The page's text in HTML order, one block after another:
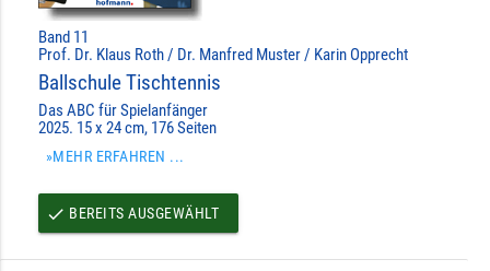
Band 11
Prof. Dr. Klaus Roth / Dr. Manfred Muster / Karin Opprecht
Ballschule Tischtennis
Das ABC für Spielanfänger
2025. 15 x 24 cm, 176 Seiten
»MEHR ERFAHREN ...
done BEREITS AUSGEWÄHLT